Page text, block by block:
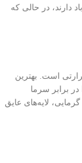
دارند، در حالی که
است. بهترین
در برابر سرما
لایه‌های عایق